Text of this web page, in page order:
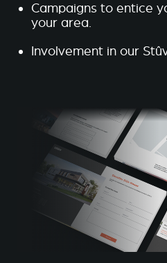
Campaigns to entice
your area.
Involvement in our